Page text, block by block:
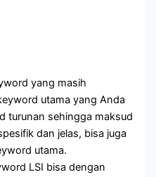
yang masih
utama yang Anda
turunan sehingga maksud
dan jelas, bisa juga
utama.
LSI bisa dengan